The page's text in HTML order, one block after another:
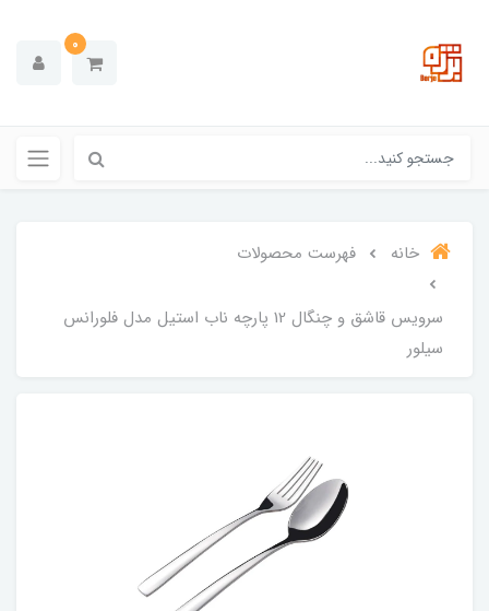
0
خانه فهرست محصولات
سرویس قاشق و چنگال 12 پارچه ناب استیل مدل فلورانس
سیلور